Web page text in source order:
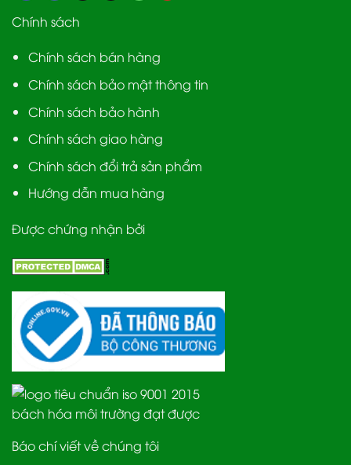
Chính sách
Chính sách bán hàng
Chính sách bảo mật thông tin
Chính sách bảo hành
Chính sách giao hàng
Chính sách đổi trả sản phẩm
Hướng dẫn mua hàng
Được chứng nhận bởi
Báo chí viết về chúng tôi